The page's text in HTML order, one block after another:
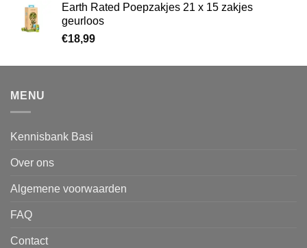
Earth Rated Poepzakjes 21 x 15 zakjes
geurloos
€18,99
MENU
Kennisbank Basi
Over ons
Algemene voorwaarden
FAQ
Contact